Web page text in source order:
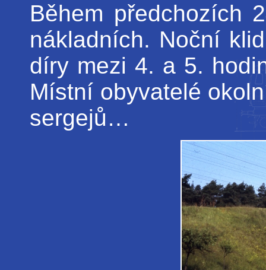
Během předchozích
nákladních. Noční
díry mezi 4. a 5.
Místní obyvatelé
sergejů…